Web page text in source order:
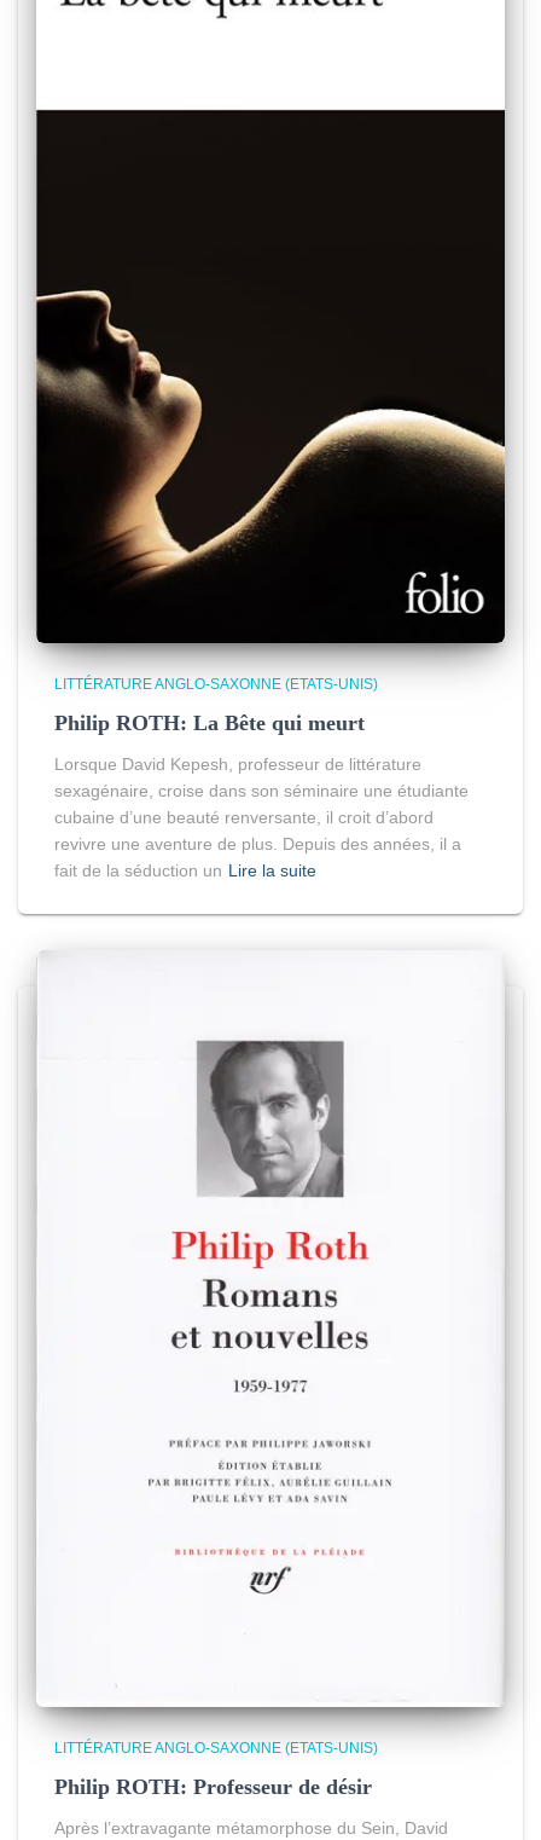
LITTÉRATURE ANGLO-SAXONNE (ETATS-UNIS)
Philip ROTH: La Bête qui meurt
Lorsque David Kepesh, professeur de littérature
sexagénaire, croise dans son séminaire une étudiante
cubaine d’une beauté renversante, il croit d’abord
revivre une aventure de plus. Depuis des années, il a
fait de la séduction un Lire la suite
LITTÉRATURE ANGLO-SAXONNE (ETATS-UNIS)
Philip ROTH: Professeur de désir
Après l’extravagante métamorphose du Sein, David